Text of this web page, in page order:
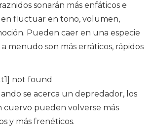
sonarán más enfáticos e
fluctuar en tono, volumen,
Pueden caer en una especie
menudo son más erráticos, rápidos
not found
se acerca un depredador, los
cuervo pueden volverse más
y más frenéticos.